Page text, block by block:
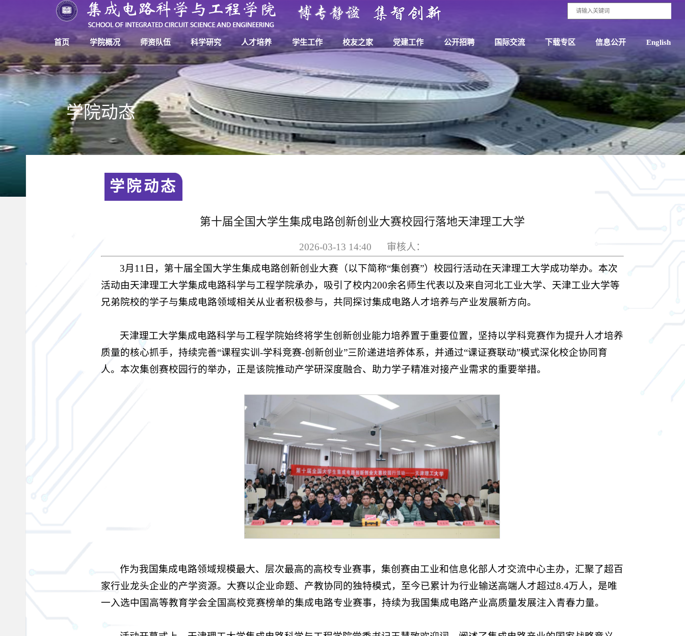
首页 学院概况 师资队伍 科学研究 人才培养 学生工作 校友之家 党建工作 公开招聘 国际交流 下载专区 信息公开 English
学院动态
学院动态
第十届全国大学生集成电路创新创业大赛校园行落地天津理工大学
2026-03-13 14:40 审核人：
3月11日，第十届全国大学生集成电路创新创业大赛（以下简称“集创赛”）校园行活动在天津理工大学成功举办。本次
活动由天津理工大学集成电路科学与工程学院承办，吸引了校内200余名师生代表以及来自河北工业大学、天津工业大学等
兄弟院校的学子与集成电路领域相关从业者积极参与，共同探讨集成电路人才培养与产业发展新方向。
天津理工大学集成电路科学与工程学院始终将学生创新创业能力培养置于重要位置，坚持以学科竞赛作为提升人才培养
质量的核心抓手，持续完善“课程实训-学科竞赛-创新创业”三阶递进培养体系，并通过“课证赛联动”模式深化校企协同育
人。本次集创赛校园行的举办，正是该院推动产学研深度融合、助力学子精准对接产业需求的重要举措。
作为我国集成电路领域规模最大、层次最高的高校专业赛事，集创赛由工业和信息化部人才交流中心主办，汇聚了超百
家行业龙头企业的产学资源。大赛以企业命题、产教协同的独特模式，至今已累计为行业输送高端人才超过8.4万人，是唯
一入选中国高等教育学会全国高校竞赛榜单的集成电路专业赛事，持续为我国集成电路产业高质量发展注入青春力量。